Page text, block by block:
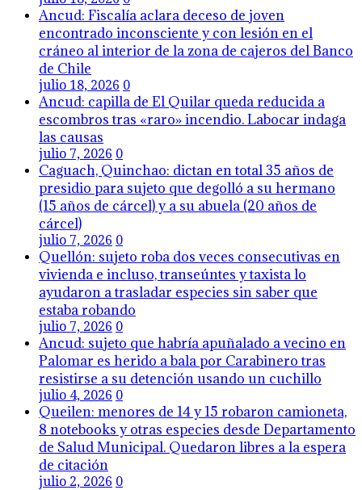
Ancud: Fiscalía aclara deceso de joven
encontrado inconsciente y con lesión en el
cráneo al interior de la zona de cajeros del Banco
de Chile
julio 18, 2026 0
Ancud: capilla de El Quilar queda reducida a
escombros tras «raro» incendio. Labocar indaga
las causas
julio 7, 2026 0
Caguach, Quinchao: dictan en total 35 años de
presidio para sujeto que degolló a su hermano
(15 años de cárcel) y a su abuela (20 años de
cárcel)
julio 7, 2026 0
Quellón: sujeto roba dos veces consecutivas en
vivienda e incluso, transeúntes y taxista lo
ayudaron a trasladar especies sin saber que
estaba robando
julio 7, 2026 0
Ancud: sujeto que habría apuñalado a vecino en
Palomar es herido a bala por Carabinero tras
resistirse a su detención usando un cuchillo
julio 4, 2026 0
Queilen: menores de 14 y 15 robaron camioneta,
8 notebooks y otras especies desde Departamento
de Salud Municipal. Quedaron libres a la espera
de citación
julio 2, 2026 0